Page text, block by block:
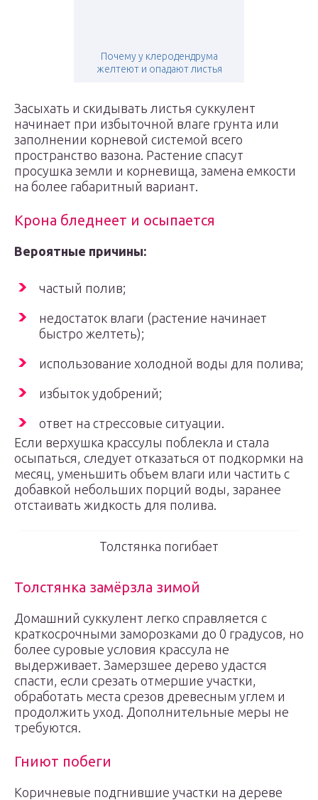
Почему у клеродендрума
желтеют и опадают листья
Засыхать и скидывать листья суккулент
начинает при избыточной влаге грунта или
заполнении корневой системой всего
пространство вазона. Растение спасут
просушка земли и корневища, замена емкости
на более габаритный вариант.
Крона бледнеет и осыпается
Вероятные причины:
частый полив;
недостаток влаги (растение начинает
быстро желтеть);
использование холодной воды для полива;
избыток удобрений;
ответ на стрессовые ситуации.
Если верхушка крассулы поблекла и стала
осыпаться, следует отказаться от подкормки на
месяц, уменьшить объем влаги или частить с
добавкой небольших порций воды, заранее
отстаивать жидкость для полива.
Толстянка погибает
Толстянка замёрзла зимой
Домашний суккулент легко справляется с
краткосрочными заморозками до 0 градусов, но
более суровые условия крассула не
выдерживает. Замерзшее дерево удастся
спасти, если срезать отмершие участки,
обработать места срезов древесным углем и
продолжить уход. Дополнительные меры не
требуются.
Гниют побеги
Коричневые подгнившие участки на дереве